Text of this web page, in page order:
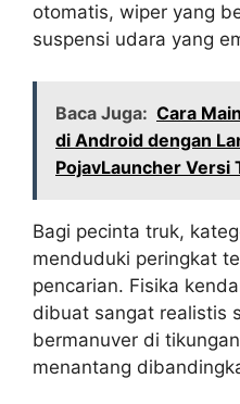
otomatis, wiper yang
suspensi udara yang
Baca Juga: Cara
di Android dengan
PojavLauncher Versi
Bagi pecinta truk,
menduduki peringkat
pencarian. Fisika
dibuat sangat realistis
bermanuver di
menantang